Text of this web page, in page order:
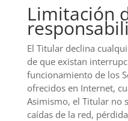
Limitación
El Titular declina
de que existan
funcionamiento de los
ofrecidos en Internet,
Asimismo, el Titular no
caídas de la red,